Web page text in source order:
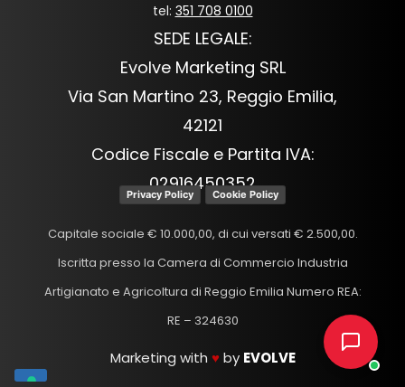
tel: 351 708 0100
SEDE LEGALE:
Evolve Marketing SRL
Via San Martino 23, Reggio Emilia,
42121
Codice Fiscale e Partita IVA:
02916450352
Privacy Policy Cookie Policy
Capitale sociale € 10.000,00, di cui versati € 2.500,00.
Iscritta presso la Camera di Commercio Industria
Artigianato e Agricoltura di Reggio Emilia Numero REA:
RE – 324630
Marketing with ♥ by EVOLVE